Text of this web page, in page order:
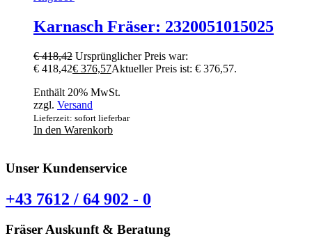
Karnasch Fräser: 2320051015025
€418,42 Ursprünglicher Preis war:
€ 418,42€ 376,57Aktueller Preis ist: € 376,57.
Enthält 20% MwSt.
zzgl. Versand
Lieferzeit: sofort lieferbar
In den Warenkorb
Unser Kundenservice
+43 7612 / 64 902 - 0
Fräser Auskunft & Beratung